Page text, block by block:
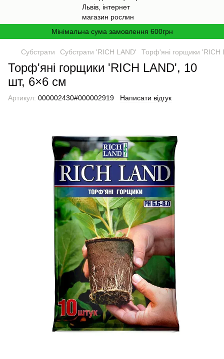
Мінімальна сума замовлення 600грн
Cубстрати Субстрати 'RICH LAND' Торф'яні горщики 'RICH
Торф'яні горщики 'RICH LAND', 10
шт, 6×6 см
Артикул: 000002430#000002919 Написати відгук